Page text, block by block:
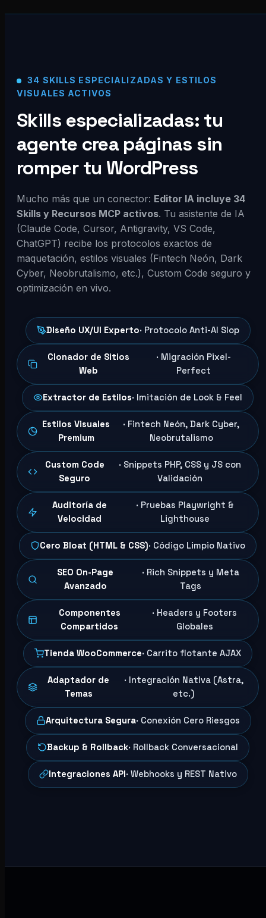
34 SKILLS ESPECIALIZADAS Y ESTILOS
VISUALES ACTIVOS
Skills especializadas: tu
agente crea páginas sin
romper tu WordPress
Mucho más que un conector: Editor IA incluye 34
Skills y Recursos MCP activos. Tu asistente de IA
(Claude Code, Cursor, Antigravity, VS Code,
ChatGPT) recibe los protocolos exactos de
maquetación, estilos visuales (Fintech Neón, Dark
Cyber, Neobrutalismo, etc.), Custom Code seguro y
optimización en vivo.
Diseño UX/UI Experto· Protocolo Anti-AI Slop
Clonador de Sitios
Web
· Migración Pixel-
Perfect
Extractor de Estilos· Imitación de Look & Feel
Estilos Visuales
Premium
· Fintech Neón, Dark Cyber,
Neobrutalismo
Custom Code
Seguro
· Snippets PHP, CSS y JS con
Validación
Auditoría de
Velocidad
· Pruebas Playwright &
Lighthouse
Cero Bloat (HTML & CSS)· Código Limpio Nativo
SEO On-Page
Avanzado
· Rich Snippets y Meta
Tags
Componentes
Compartidos
· Headers y Footers
Globales
Tienda WooCommerce· Carrito flotante AJAX
Adaptador de
Temas
· Integración Nativa (Astra,
etc.)
Arquitectura Segura· Conexión Cero Riesgos
Backup & Rollback· Rollback Conversacional
Integraciones API· Webhooks y REST Nativo